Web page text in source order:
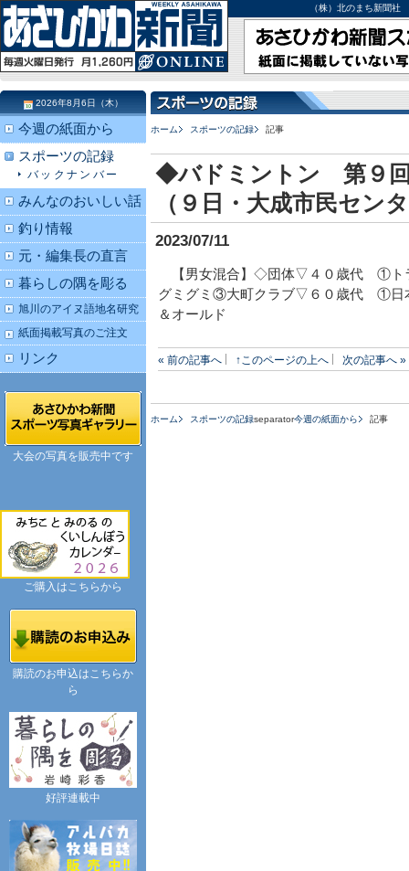
（株）北のまち新聞
ホーム スポーツの記録 記事
◆バドミントン 第９回
（９日・大成市民セン
2023/07/11
【男女混合】◇団体▽４０歳代 ①ト
グミグミ③大町クラブ▽６０歳代 ①日
＆オールド
« 前の記事へ ↑このページの上へ 次の記事へ »
ホーム スポーツの記録separator今週の紙面から 記事
2026年8月6日（木）
今週の紙面から
スポーツの記録
バックナンバー
みんなのおいしい話
釣り情報
元・編集長の直言
暮らしの隅を彫る
旭川のアイヌ語地名研究
紙面掲載写真のご注文
リンク
大会の写真を販売中です
ご購入はこちらから
購読のお申込はこちらか
ら
好評連載中